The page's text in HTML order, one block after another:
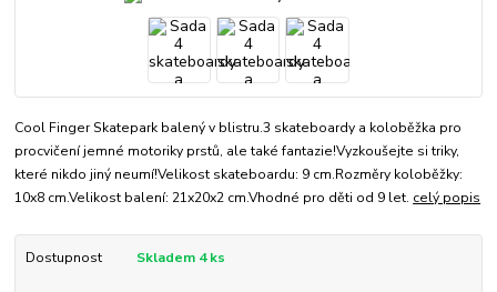
Cool Finger Skatepark balený v blistru.3 skateboardy a koloběžka pro
procvičení jemné motoriky prstů, ale také fantazie!Vyzkoušejte si triky,
které nikdo jiný neumí!Velikost skateboardu: 9 cm.Rozměry koloběžky:
10x8 cm.Velikost balení: 21x20x2 cm.Vhodné pro děti od 9 let. celý popis
Dostupnost Skladem 4 ks